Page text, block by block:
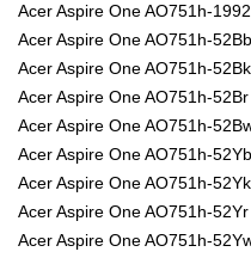
Acer Aspire One AO751h-1992
Acer Aspire One AO751h-52Bb
Acer Aspire One AO751h-52Bk
Acer Aspire One AO751h-52Br
Acer Aspire One AO751h-
Acer Aspire One AO751h-52Yb
Acer Aspire One AO751h-52Yk
Acer Aspire One AO751h-52Yr
Acer Aspire One AO751h-